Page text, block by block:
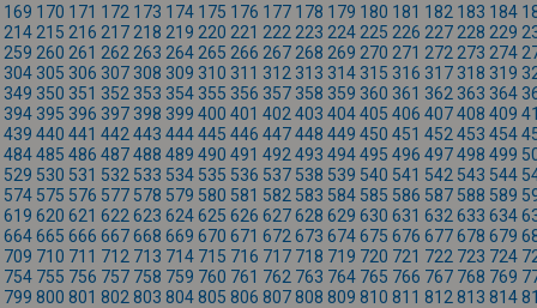
169 170 171 172 173 174 175 176 177 178 179 180 181 182 183 184
214 215 216 217 218 219 220 221 222 223 224 225 226 227 228 229
259 260 261 262 263 264 265 266 267 268 269 270 271 272 273 274
304 305 306 307 308 309 310 311 312 313 314 315 316 317 318 319
349 350 351 352 353 354 355 356 357 358 359 360 361 362 363 364
394 395 396 397 398 399 400 401 402 403 404405 406 407408 409
439 440 441 442 443 444445 446 447448 449 450 451 452 453 454
484485 486 487488 489 490 491 492 493 494495 496 497498 499
529 530 531 532 533 534 535 536 537 538 539 540 541 542 543 544
574 575 576 577 578 579 580 581 582 583 584 585 586 587 588 589
619 620 621 622 623 624625 626 627628 629 630 631 632 633 634
664665 666 667668 669 670 671 672 673 674675 676 677678 679
709 710 711 712 713 714 715 716 717 718 719 720 721 722 723 724
754 755 756 757 758 759 760 761 762 763 764 765 766 767 768 769
799 800 801 802 803 804805 806 807808 809 810 811 812 813 814